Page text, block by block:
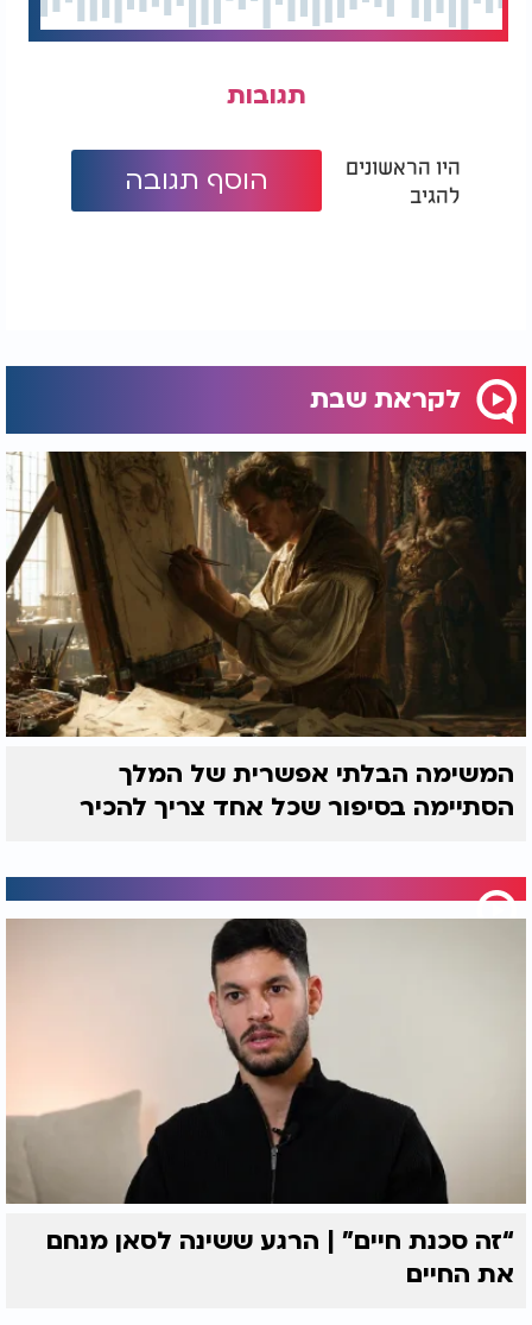
תגובות
היו הראשונים
להגיב
הוסף תגובה
לקראת שבת
המשימה הבלתי אפשרית של המלך
הסתיימה בסיפור שכל אחד צריך להכיר
“זה סכנת חיים” | הרגע ששינה לסאן מנחם
את החיים